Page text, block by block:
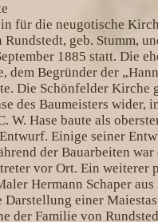
für die neugotische
Rundstedt, geb. Stumm,
1885 statt. Die
dem Begründer der
Die Schönfelder
des Baumeisters wider,
W. Hase baute als
Einige seiner
der Bauarbeiten
vor Ort. Ein weiterer
Hermann Schaper
Darstellung einer
der Familie von